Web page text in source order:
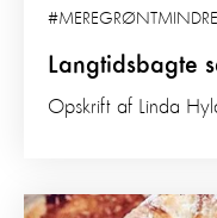
Langtidsbagte
Opskrift af Linda